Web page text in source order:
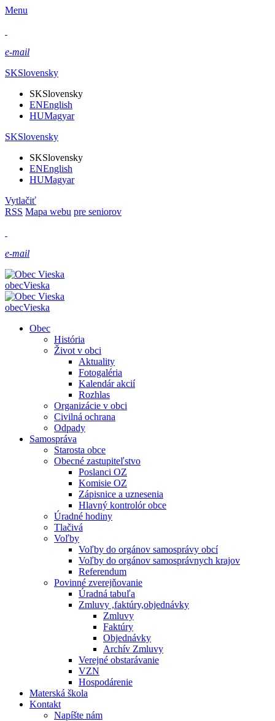
Menu
e-mail
SKSlovensky
SKSlovensky
ENEnglish
HUMagyar
SKSlovensky
SKSlovensky
ENEnglish
HUMagyar
Vytlačiť
RSS Mapa webu pre seniorov
e-mail
obecVieska
obecVieska
Obec
História
Život v obci
Aktuality
Fotogaléria
Kalendár akcií
Rozhlas
Organizácie v obci
Civilná ochrana
Odpady
Samospráva
Starosta obce
Obecné zastupiteľstvo
Poslanci OZ
Komisie OZ
Zápisnice a uznesenia
Hlavný kontrolór obce
Úradné hodiny
Tlačivá
Voľby
Voľby do orgánov samosprávy obcí
Voľby do orgánov samosprávnych krajov
Referendum
Povinné zverejňovanie
Úradná tabuľa
Zmluvy ,faktúry,objednávky
Zmluvy
Faktúry
Objednávky
Archív Zmluvy
Verejné obstarávanie
VZN
Hospodárenie
Materská škola
Kontakt
Napíšte nám